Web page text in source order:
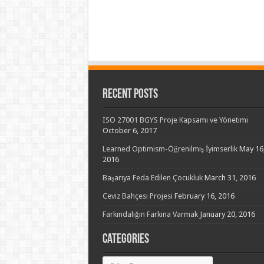
Recent Posts
ISO 27001 BGYS Proje Kapsamı ve Yönetimi
October 6, 2017
Learned Optimism-Öğrenilmiş İyimserlik May
2016
Başarıya Feda Edilen Çocukluk March 31, 2016
Ceviz Bahçesi Projesi February 16, 2016
Farkındalığın Farkına Varmak January 20, 2016
Categories
Categories